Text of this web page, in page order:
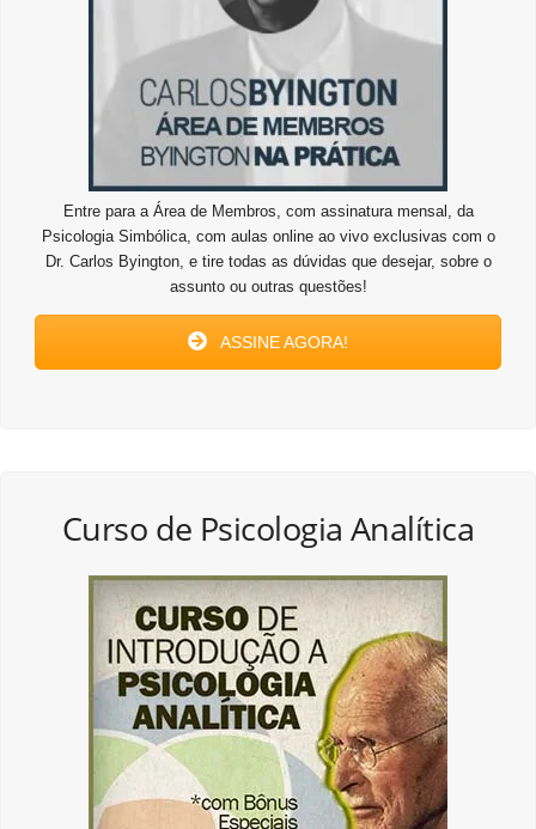
Entre para a Área de Membros, com assinatura mensal, da
Psicologia Simbólica, com aulas online ao vivo exclusivas com o
Dr. Carlos Byington, e tire todas as dúvidas que desejar, sobre o
assunto ou outras questões!
ASSINE AGORA!
Curso de Psicologia Analítica